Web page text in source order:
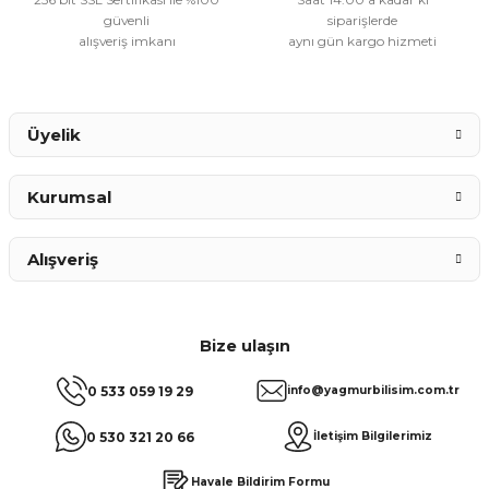
güvenli
alışveriş imkanı
siparişlerde
aynı gün kargo hizmeti
Bize ulaşın
0 533 059 19 29
0 530 321 20 66
info@yagmurbilisim.com.tr
İletişim Bilgilerimiz
Havale Bildirim Formu
Üyelik
Kurumsal
Alışveriş